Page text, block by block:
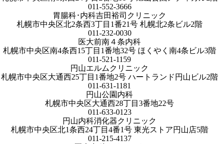
011-552-3666
胃腸科･内科吉田裕司クリニック
札幌市中央区北2条西3丁目1番21号 札幌北2条ビル2階
011-232-0030
医大前南４条内科
札幌市中央区南4条西15丁目1番地32号 ほくやく南4条ビル3階
011-521-1159
円山エルムクリニック
札幌市中央区大通西25丁目1番地2号 ハートランド円山ビル2階
011-631-1181
円山公園内科
札幌市中央区大通西28丁目3番地22号
011-633-0123
円山内科消化器クリニック
札幌市中央区北1条西24丁目4番1号 東光ストア円山店5階
011-215-4137